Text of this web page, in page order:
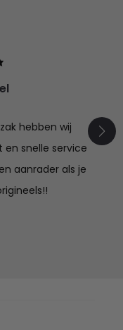
hebben wij
en snelle service
aanrader als je